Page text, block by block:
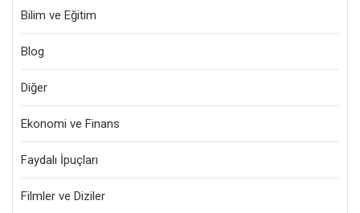
Bilim ve Eğitim
Blog
Diğer
Ekonomi ve Finans
Faydalı İpuçları
Filmler ve Diziler